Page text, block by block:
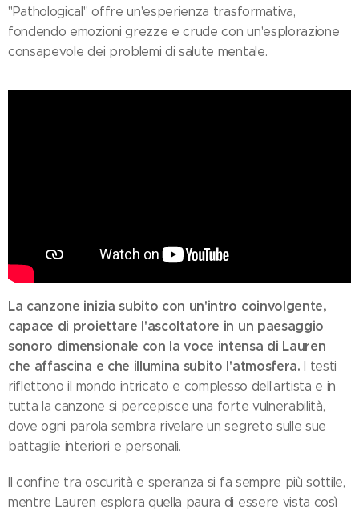
"Pathological" offre un'esperienza trasformativa,
fondendo emozioni grezze e crude con un'esplorazione
consapevole dei problemi di salute mentale.
La canzone inizia subito con un'intro coinvolgente,
capace di proiettare l'ascoltatore in un paesaggio
sonoro dimensionale con la voce intensa di Lauren
che affascina e che illumina subito l'atmosfera. I testi
riflettono il mondo intricato e complesso dell'artista e in
tutta la canzone si percepisce una forte vulnerabilità,
dove ogni parola sembra rivelare un segreto sulle sue
battaglie interiori e personali.
Il confine tra oscurità e speranza si fa sempre più sottile,
mentre Lauren esplora quella paura di essere vista così